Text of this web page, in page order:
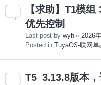
【求助】T1模
优先控制
Last post by wyh « 2026
Posted in TuyaOS-联网单
T5_3.13.8版本